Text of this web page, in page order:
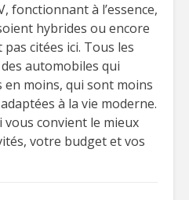
fonctionnant à l’essence,
hybrides ou encore
citées ici. Tous les
automobiles qui
moins, qui sont moins
à la vie moderne.
vous convient le mieux
votre budget et vos